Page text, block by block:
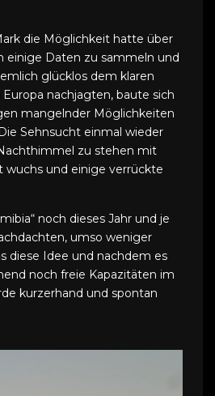
die Möglichkeit hatte über
einige Daten zu sammeln und
glücklos dem klaren
nachjagten, baute sich
mangelnder Möglichkeiten
Sehnsucht einmal wieder
zu stehen mit
wuchs und einige verrückte
noch dieses Jahr und je
umso weniger
diese Idee und nachdem es
noch freie Kapazitäten im
kurzerhand und spontan